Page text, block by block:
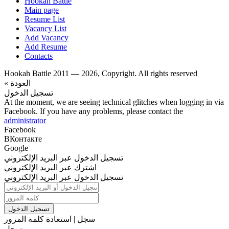
Main page
Resume List
Vacancy List
Add Vacancy
Add Resume
Contacts
Hookah Battle 2011 — 2026, Copyright. All rights reserved
« العودة
تسجيل الدخول
At the moment, we are seeing technical glitches when logging in via
Facebook. If you have any problems, please contact the
administrator
Facebook
ВКонтакте
Google
تسجيل الدخول عبر البريد الإلكتروني
اشترك عبر البريد الإلكتروني
تسجيل الدخول عبر البريد الإلكتروني
تسجيل الدخول
سجل | استعادة كلمة المرور